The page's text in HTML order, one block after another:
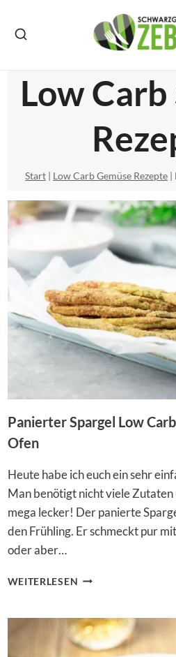
Inhalt
Low Carb
Start | Low Carb Gemüse Rezepte |
Panierter Spargel Low
Ofen
Heute habe ich euch ein sehr
Man benötigt nicht viele Zutaten
mega lecker! Der panierte
den Frühling. Er schmeckt pur
oder aber…
WEITERLESEN PANIERTER
CARB
–
KNUSPRIG